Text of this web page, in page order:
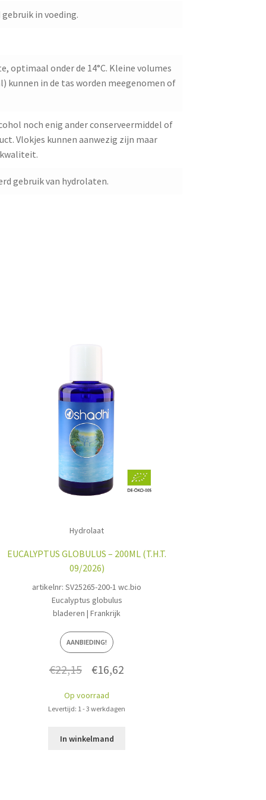
in voeding.
optimaal onder de 14°C. Kleine volumes
kunnen in de tas worden meegenomen of
noch enig ander conserveermiddel of
Vlokjes kunnen aanwezig zijn maar
gebruik van hydrolaten.
Hydrolaat
EUCALYPTUS GLOBULUS – 200ML (T.H.T.
09/2026)
artikelnr: SV25265-200-1 wc.bio
Eucalyptus globulus
bladeren | Frankrijk
AANBIEDING!
€22,15
Oorspronkelijke
was:
€16,62
is:
Op voorraad
Levertijd: 1 - 3 werkdagen
In winkelmand